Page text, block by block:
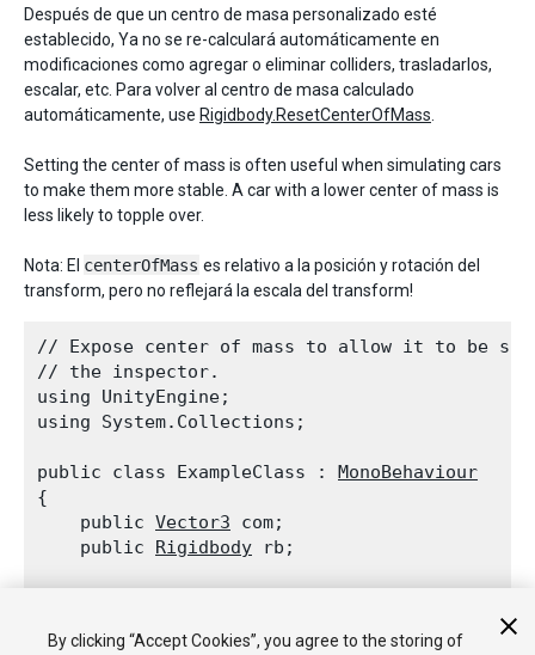
Después de que un centro de masa personalizado esté
establecido, Ya no se re-calculará automáticamente en
modificaciones como agregar o eliminar colliders, trasladarlos,
escalar, etc. Para volver al centro de masa calculado
automáticamente, use Rigidbody.ResetCenterOfMass
Setting the center of mass is often useful when simulating cars
to make them more stable. A car with a lower center of mass is
less likely to topple over.
Nota: El centerOfMass es relativo a la posición y rotación del
transform, pero no reflejará la escala del transform!
// Expose center of mass to allow it to be set
// the inspector.
using UnityEngine;
using System.Collections;
public class ExampleClass : MonoBehaviour
{
    public
Vector3 com;
    public
Rigidbody rb;
        rb = GetComponent<
Rigidbody>();
By clicking “Accept Cookies”, you agree to the storing of